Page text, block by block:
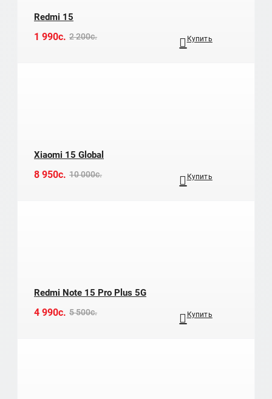
Redmi 15
1 990c. 2 200c. Купить
Xiaomi 15 Global
8 950c. 10 000c. Купить
Redmi Note 15 Pro Plus 5G
4 990c. 5 500c. Купить